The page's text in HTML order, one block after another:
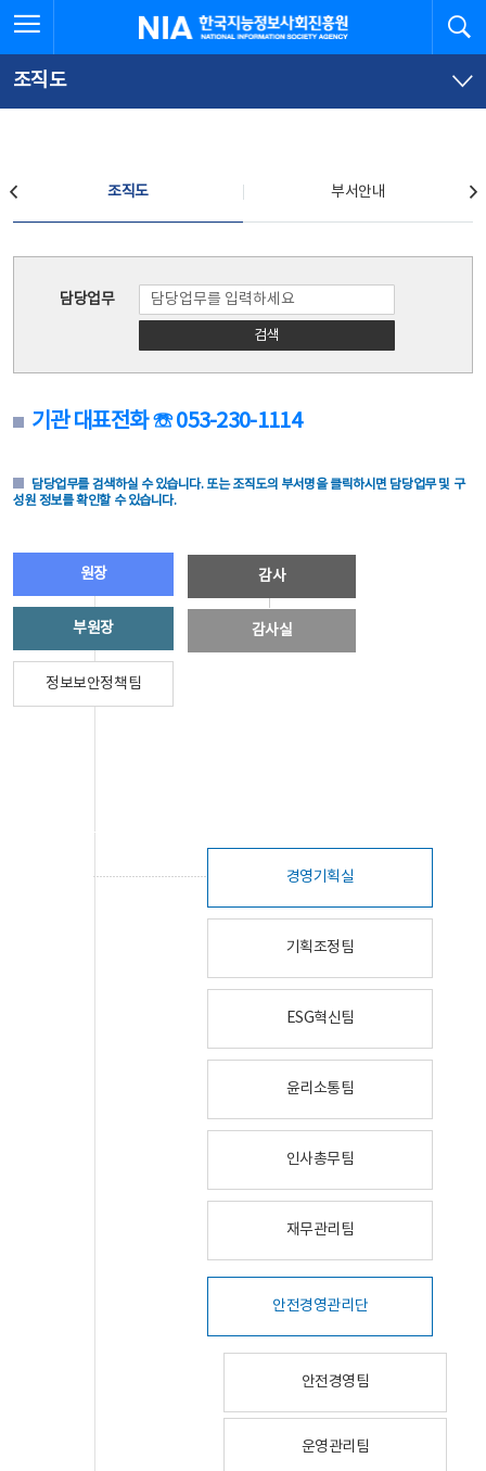
문
로
가
체
뉴
바
가
한국지능정보사회진흥원
조직도
조직도 부서안내
담당업무
검색
기관 대표전화 ☏ 053-230-1114
담당업무를 검색하실 수 있습니다. 또는 조직도의 부서명을 클릭하시면 담당업무 및 구
성원 정보를 확인할 수 있습니다.
원장
부원장
정보보안정책팀
감사
감사실
경영기획실
기획조정팀
ESG혁신팀
윤리소통팀
인사총무팀
재무관리팀
안전경영관리단
안전경영팀
운영관리팀